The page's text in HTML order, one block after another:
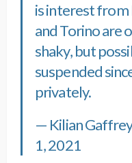
is interest from
and Torino are
shaky, but
suspended
privately.
— Kilian Gaffrey
1, 2021